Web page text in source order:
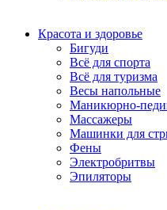
Красота и здоровье
Бигуди
Всё для спорта
Всё для туризма
Весы напольные
Маникюрно-
Массажеры
Машинки для
Фены
Электробритвы
Эпиляторы